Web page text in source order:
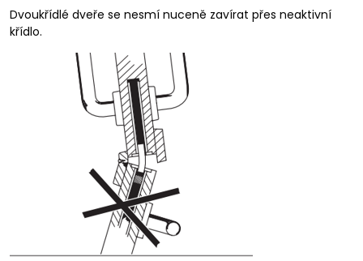
Dvoukřídlé dveře se nesmí nuceně zavírat přes neaktivní
křídlo.